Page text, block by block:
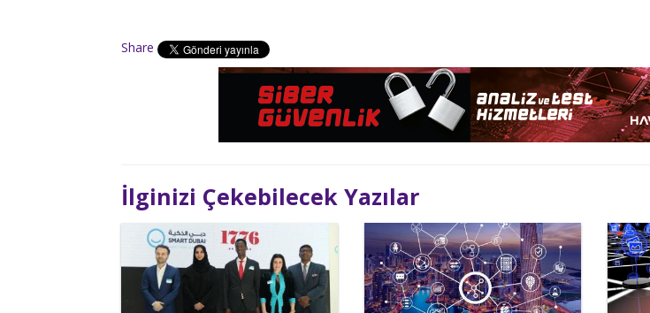
Share
İlginizi Çekebilecek Yazılar